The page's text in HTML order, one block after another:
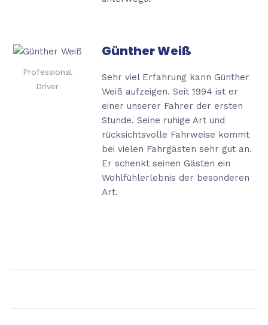
Professional
Driver
Günther Weiß
Sehr viel Erfahrung kann Günther
Weiß aufzeigen. Seit 1994 ist er
einer unserer Fahrer der ersten
Stunde. Seine ruhige Art und
rücksichtsvolle Fahrweise kommt
bei vielen Fahrgästensehr gut an.
Er schenkt seinen Gästen ein
Wohlfühlerlebnis der besonderen
Art.